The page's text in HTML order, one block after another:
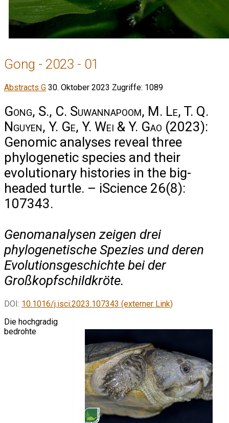
Gong - 2023 - 01
Abstracts G 30. Oktober 2023 Zugriffe: 1089
Gong, S., C. Suwannapoom, M. Le, T. Q.
Nguyen, Y. Ge, Y. Wei & Y. Gao (2023):
Genomic analyses reveal three
phylogenetic species and their
evolutionary histories in the big-
headed turtle. – iScience 26(8):
107343.
Genomanalysen zeigen drei
phylogenetische Spezies und deren
Evolutionsgeschichte bei der
Großkopfschildkröte.
DOI: 10.1016/j.isci.2023.107343 (externer Link)
Die hochgradig
bedrohte